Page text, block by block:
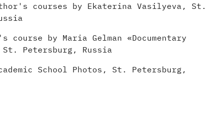
courses by Ekaterina Vasilyeva, St.
course by Maria Gelman «Documentary
St. Petersburg, Russia
School Photos, St. Petersburg,